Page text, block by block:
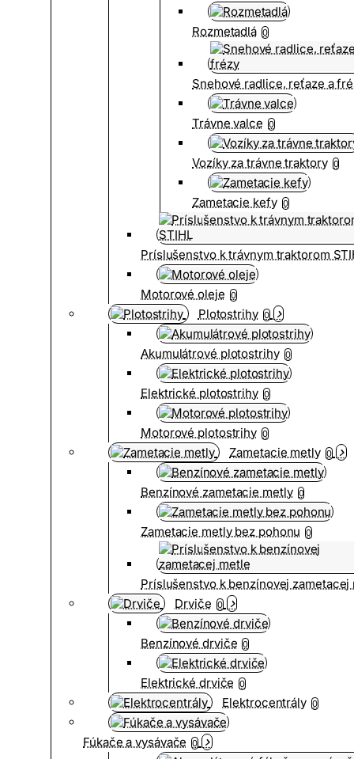
Rozmetadlá 0
Snehové radlice, reťaze a
Trávne valce 0
Vozíky za trávne traktory 0
Zametacie kefy 0
Príslušenstvo k trávnym traktorom
Motorové oleje 0
Plotostrihy 0
Akumulátrové plotostrihy 0
Elektrické plotostrihy 0
Motorové plotostrihy 0
Zametacie metly 0
Benzínové zametacie metly 0
Zametacie metly bez pohonu 0
Príslušenstvo k benzínovej zametacej
Drviče 0
Benzínové drviče 0
Elektrické drviče 0
Elektrocentrály 0
Fúkače a vysávače 0